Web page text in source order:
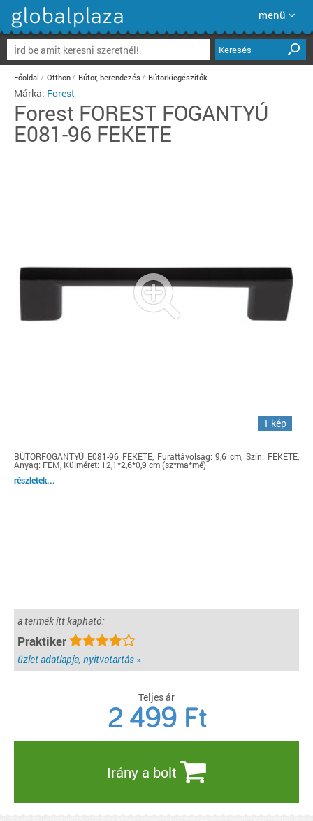
menü
Keresés
Főoldal Otthon Bútor, berendezés Bútorkiegészítők
Márka: Forest
Forest FOREST FOGANTYÚ
E081-96 FEKETE
1 kép
BÚTORFOGANTYÚ E081-96 FEKETE, Furattávolság: 9,6 cm, Szín: FEKETE,
Anyag: FÉM, Külméret: 12,1*2,6*0,9 cm (sz*ma*mé)
részletek...
a termék itt kapható:
Praktiker
üzlet adatlapja, nyitvatartás »
Teljes ár
2 499 Ft
Irány a bolt